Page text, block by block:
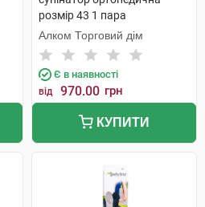
розмір 43 1 пара
Алком Торговий дім
Є в наявності
від 970.00 грн
КУПИТИ